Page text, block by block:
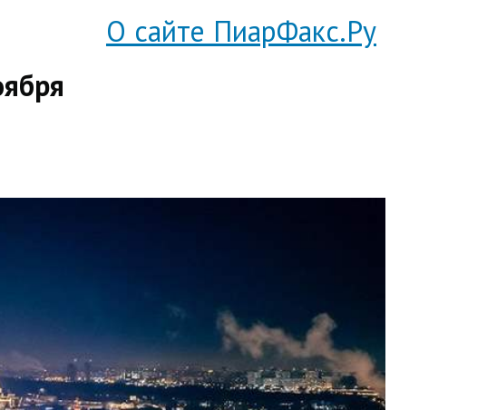
О сайте ПиарФакс.Ру